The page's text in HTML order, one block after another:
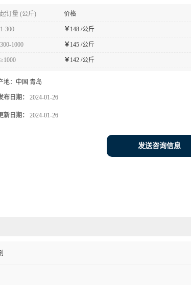
起订量 (公斤) 价格
1-300 ￥148 /公斤
300-1000 ￥145 /公斤
≥1000 ￥142 /公斤
地： 中国 青岛
布日期： 2024-01-26
新日期： 2024-01-26
发送咨询信息